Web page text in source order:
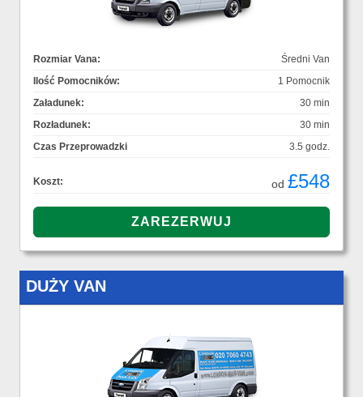
Rozmiar Vana:
Średni Van
Ilość Pomocników:
1 Pomocnik
Załadunek:
30 min
Rozładunek:
30 min
Czas Przeprowadzki
3.5 godz.
Koszt: od £548
DUŻY VAN